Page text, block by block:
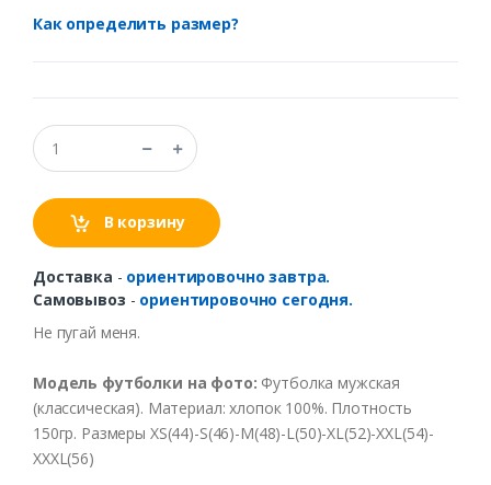
Как определить размер?
В корзину
Доставка - ориентировочно завтра.
Самовывоз - ориентировочно сегодня.
Не пугай меня.
Модель футболки на фото: Футболка мужская
(классическая). Материал: хлопок 100%. Плотность
150гр. Размеры XS(44)-S(46)-M(48)-L(50)-XL(52)-XXL(54)-
XXXL(56)